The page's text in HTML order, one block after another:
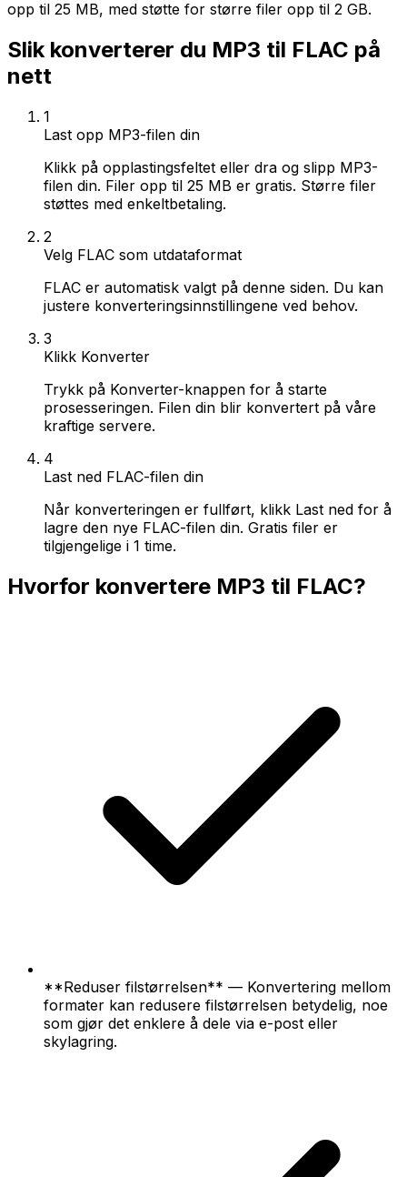
opp til 25 MB, med støtte for større filer opp til 2 GB.
Slik konverterer du MP3 til FLAC på
nett
1
Last opp MP3-filen din
Klikk på opplastingsfeltet eller dra og slipp MP3-
filen din. Filer opp til 25 MB er gratis. Større filer
støttes med enkeltbetaling.
2
Velg FLAC som utdataformat
FLAC er automatisk valgt på denne siden. Du kan
justere konverteringsinnstillingene ved behov.
3
Klikk Konverter
Trykk på Konverter-knappen for å starte
prosesseringen. Filen din blir konvertert på våre
kraftige servere.
4
Last ned FLAC-filen din
Når konverteringen er fullført, klikk Last ned for å
lagre den nye FLAC-filen din. Gratis filer er
tilgjengelige i 1 time.
Hvorfor konvertere MP3 til FLAC?
**Reduser filstørrelsen** — Konvertering mellom
formater kan redusere filstørrelsen betydelig, noe
som gjør det enklere å dele via e-post eller
skylagring.